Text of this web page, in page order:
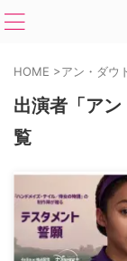
HOME >アン・ダウ
出演者「ア
覧